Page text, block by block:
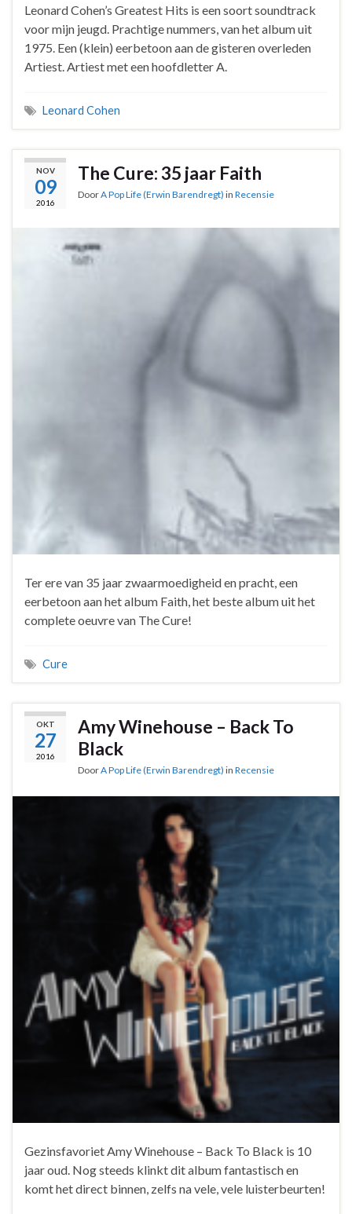
Leonard Cohen’s Greatest Hits is een soort soundtrack
voor mijn jeugd. Prachtige nummers, van het album uit
1975. Een (klein) eerbetoon aan de gisteren overleden
Artiest. Artiest met een hoofdletter A.
Leonard Cohen
NOV
09
2016
The Cure: 35 jaar Faith
DoorA Pop Life (Erwin Barendregt) in Recensie
Ter ere van 35 jaar zwaarmoedigheid en pracht, een
eerbetoon aan het album Faith, het beste album uit het
complete oeuvre van The Cure!
Cure
OKT
27
2016
Amy Winehouse – Back To
Black
DoorA Pop Life (Erwin Barendregt) in Recensie
Gezinsfavoriet Amy Winehouse – Back To Black is 10
jaar oud. Nog steeds klinkt dit album fantastisch en
komt het direct binnen, zelfs na vele, vele luisterbeurten!